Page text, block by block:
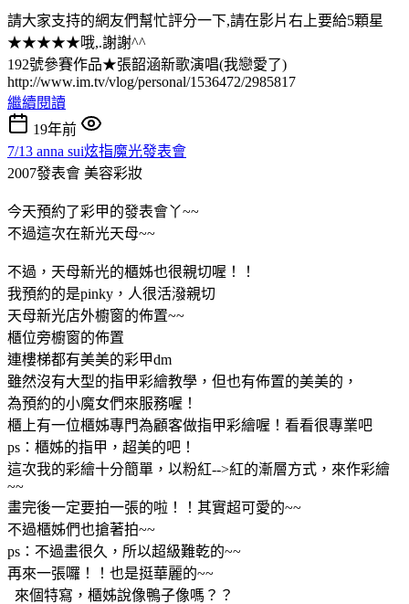
請大家支持的網友們幫忙評分一下,請在影片右上要給5顆星
★★★★★哦,.謝謝^^
192號參賽作品★張韶涵新歌演唱(我戀愛了)
http://www.im.tv/vlog/personal/1536472/2985817
繼續閱讀
19年前
7/13 anna sui炫指魔光發表會
2007發表會 美容彩妝
今天預約了彩甲的發表會丫~~
不過這次在新光天母~~
不過，天母新光的櫃姊也很親切喔！！
我預約的是pinky，人很活潑親切
天母新光店外櫥窗的佈置~~
櫃位旁櫥窗的佈置
連樓梯都有美美的彩甲dm
雖然沒有大型的指甲彩繪教學，但也有佈置的美美的，
為預約的小魔女們來服務喔！
櫃上有一位櫃姊專門為顧客做指甲彩繪喔！看看很專業吧
ps：櫃姊的指甲，超美的吧！
這次我的彩繪十分簡單，以粉紅-->紅的漸層方式，來作彩繪
~~
畫完後一定要拍一張的啦！！其實超可愛的~~
不過櫃姊們也搶著拍~~
ps：不過畫很久，所以超級難乾的~~
再來一張囉！！也是挺華麗的~~
來個特寫，櫃姊說像鴨子像嗎？？